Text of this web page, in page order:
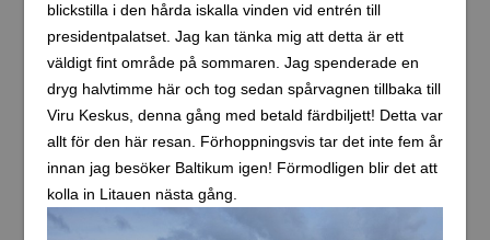
blickstilla i den hårda iskalla vinden vid entrén till
presidentpalatset. Jag kan tänka mig att detta är ett
väldigt fint område på sommaren. Jag spenderade en
dryg halvtimme här och tog sedan spårvagnen tillbaka till
Viru Keskus, denna gång med betald färdbiljett! Detta var
allt för den här resan. Förhoppningsvis tar det inte fem år
innan jag besöker Baltikum igen! Förmodligen blir det att
kolla in Litauen nästa gång.